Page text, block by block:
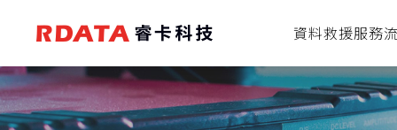
資料救援服務